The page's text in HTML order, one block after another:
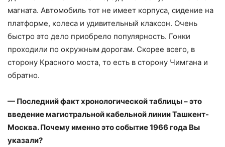
магната. Автомобиль тот не имеет корпуса, сидение на
платформе, колеса и удивительный клаксон. Очень
быстро это дело приобрело популярность. Гонки
проходили по окружным дорогам. Скорее всего, в
сторону Красного моста, то есть в сторону Чимгана и
обратно.
— Последний факт хронологической таблицы – это
введение магистральной кабельной линии Ташкент-
Москва. Почему именно это событие 1966 года Вы
указали?